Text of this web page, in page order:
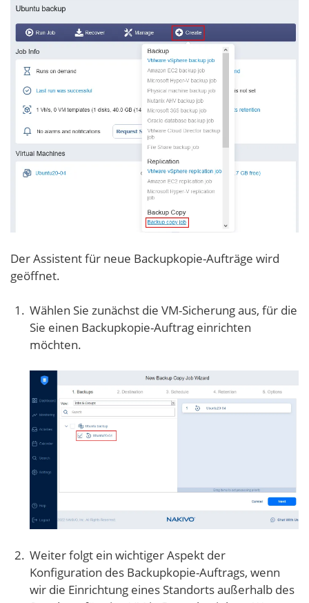
Der Assistent für neue Backupkopie-Aufträge wird
geöffnet.
Wählen Sie zunächst die VM-Sicherung aus, für die
Sie einen Backupkopie-Auftrag einrichten
möchten.
Weiter folgt ein wichtiger Aspekt der
Konfiguration des Backupkopie-Auftrags, wenn
wir die Einrichtung eines Standorts außerhalb des